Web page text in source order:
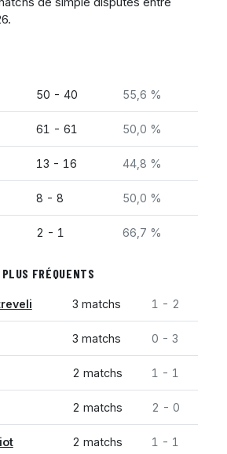
50 - 40 55,6 %
61 - 61 50,0 %
13 - 16 44,8 %
8 - 8 50,0 %
2 - 1 66,7 %
FRÉQUENTS
3 matchs 1 - 2
3 matchs 0 - 3
2 matchs 1 - 1
2 matchs 2 - 0
2 matchs 1 - 1